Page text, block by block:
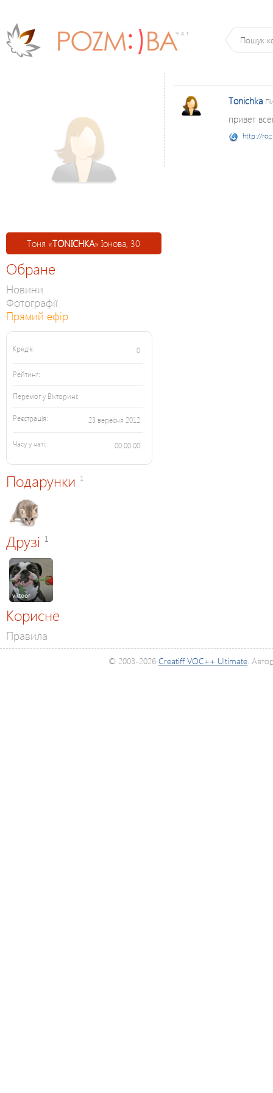
Тоня «TONICHKA» Іонова, 30
Обране
Новини
Фотографії
Прямий ефір
Кредів: 0
Рейтинг:
Перемог у Вікторині:
Реєстрація: 23 вересня 2012
Часу у чаті: 00:00:00
Подарунки 1
Друзі 1
viktoor
Корисне
Правила
Tonichka
привет
http://
© 2003-2026 Creatiff VOC++ Ultimate.